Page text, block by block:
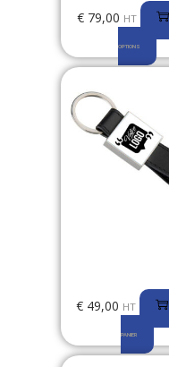
€ 79,00 HT
OPTIONS
€49,00 HT
PANIER